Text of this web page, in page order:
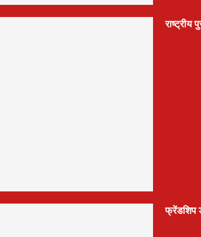
राष्ट्रीय
फ्रेंडशिप